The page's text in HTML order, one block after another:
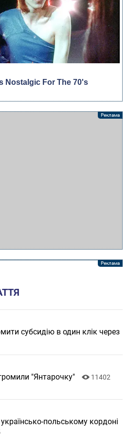
субсидію в один клік через
"Янтарочку"
11402
польському кордоні